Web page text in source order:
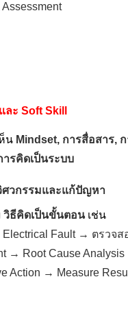
ะ Soft Skill
น Mindset, การสื่อสาร,
รคิดเป็นระบบ
ศวกรรมและแก้ปัญหา
วิธีคิดเป็นขั้นตอนเช่น
Fault → ตรวจส
→ Root Cause
Action → Measure